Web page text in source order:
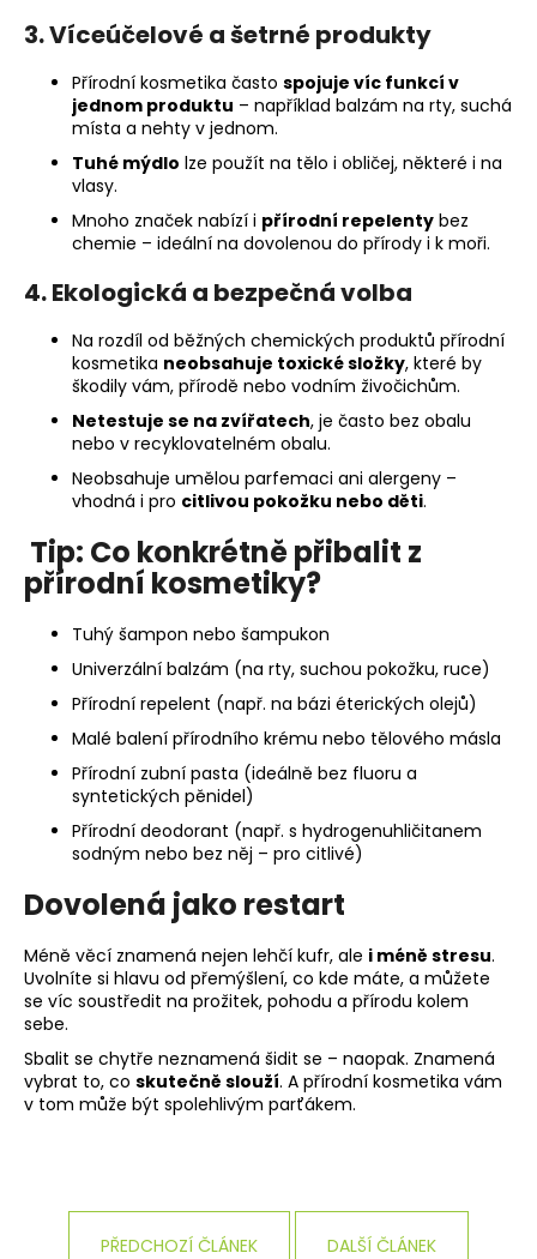
3. Víceúčelové a šetrné produkty
Přírodní kosmetika často spojuje víc funkcí v
jednom produktu – například balzám na rty, suchá
místa a nehty v jednom.
Tuhé mýdlo lze použít na tělo i obličej, některé i na
vlasy.
Mnoho značek nabízí i přírodní repelenty bez
chemie – ideální na dovolenou do přírody i k moři.
4. Ekologická a bezpečná volba
Na rozdíl od běžných chemických produktů přírodní
kosmetika neobsahuje toxické složky, které by
škodily vám, přírodě nebo vodním živočichům.
Netestuje se na zvířatech, je často bez obalu
nebo v recyklovatelném obalu.
Neobsahuje umělou parfemaci ani alergeny –
vhodná i pro citlivou pokožku nebo děti.
Tip: Co konkrétně přibalit z
přírodní kosmetiky?
Tuhý šampon nebo šampukon
Univerzální balzám (na rty, suchou pokožku, ruce)
Přírodní repelent (např. na bázi éterických olejů)
Malé balení přírodního krému nebo tělového másla
Přírodní zubní pasta (ideálně bez fluoru a
syntetických pěnidel)
Přírodní deodorant (např. s hydrogenuhličitanem
sodným nebo bez něj – pro citlivé)
Dovolená jako restart
Méně věcí znamená nejen lehčí kufr, ale i méně stresu.
Uvolníte si hlavu od přemýšlení, co kde máte, a můžete
se víc soustředit na prožitek, pohodu a přírodu kolem
sebe.
Sbalit se chytře neznamená šidit se – naopak. Znamená
vybrat to, co skutečně slouží. A přírodní kosmetika vám
v tom může být spolehlivým parťákem.
PŘEDCHOZÍ ČLÁNEK DALŠÍ ČLÁNEK